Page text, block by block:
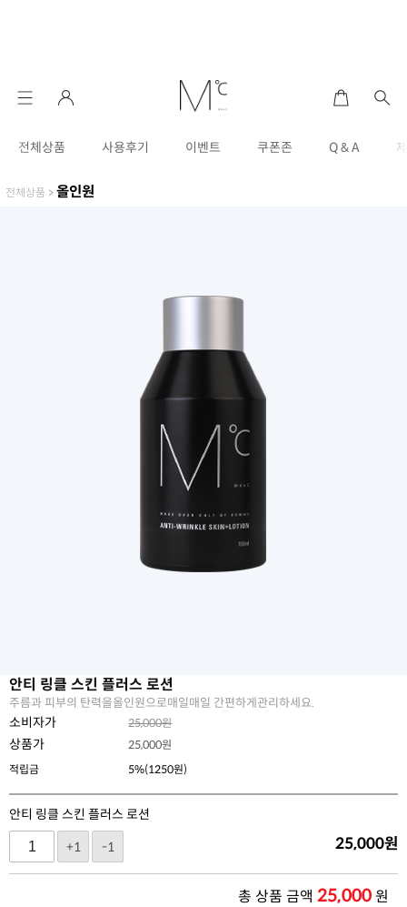
전체상품 사용후기 이벤트 쿠폰존 Q & A
전체상품 > 올인원
안티 링클 스킨 플러스 로션
주름과 피부의 탄력을올인원으로매일매일 간편하게관리하세요.
소비자가 25,000원
상품가 25,000원
적립금
5%(1250원)
안티 링클 스킨 플러스 로션
+1
-1 25,000원
총 상품 금액 25,000원